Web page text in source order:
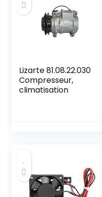
Lizarte 81.08.22.030
Compresseur,
climatisation